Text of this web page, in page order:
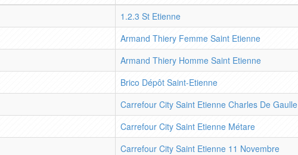
1.2.3 St Etienne
Armand Thiery Femme Saint Etienne
Armand Thiery Homme Saint Etienne
Brico Dépôt Saint-Etienne
Carrefour City Saint Etienne Charles De Gaulle
Carrefour City Saint Etienne Métare
Carrefour City Saint Etienne 11 Novembre